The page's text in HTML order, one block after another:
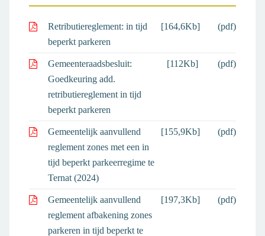
Retributiereglement: in tijd
beperkt parkeren
[164,6Kb] (pdf)
Gemeenteraadsbesluit:
Goedkeuring add.
retributiereglement in tijd
beperkt parkeren
[112Kb] (pdf)
Gemeentelijk aanvullend
reglement zones met een in
tijd beperkt parkeerregime te
Ternat (2024)
[155,9Kb] (pdf)
Gemeentelijk aanvullend
reglement afbakening zones
parkeren in tijd beperkt te
[197,3Kb] (pdf)